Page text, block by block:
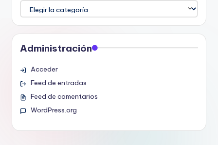
Categorías
Administración
Acceder
Feed de entradas
Feed de comentarios
WordPress.org